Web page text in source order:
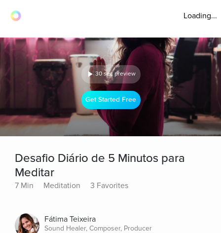
Loading...
30 sec preview
Get Started Free
Desafio Diário de 5 Minutos para
Meditar
7 Min Meditation 3 Favorites
Fátima Teixeira
Sound Healer, Composer, Producer